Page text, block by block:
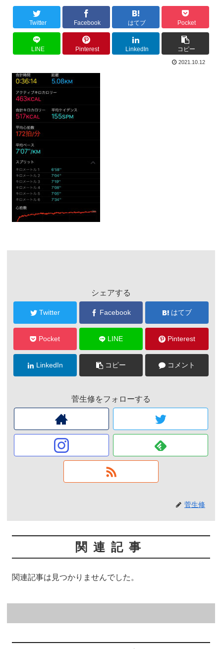
Twitter Facebook はてブ Pocket
LINE Pinterest LinkedIn コピー
2021.10.12
シェアする
Twitter Facebook はてブ
Pocket LINE Pinterest
LinkedIn コピー コメント
菅生修をフォローする
菅生修
関連記事
関連記事は見つかりませんでした。